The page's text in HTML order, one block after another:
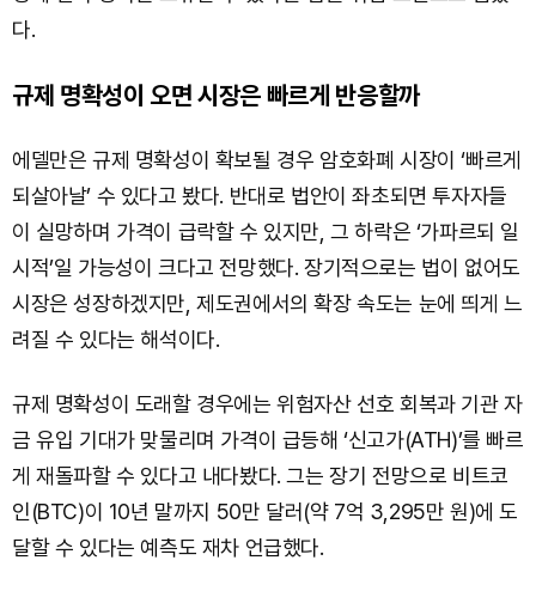
다.
규제 명확성이 오면 시장은 빠르게 반응할까
에델만은 규제 명확성이 확보될 경우 암호화폐 시장이 ‘빠르게
되살아날’ 수 있다고 봤다. 반대로 법안이 좌초되면 투자자들
이 실망하며 가격이 급락할 수 있지만, 그 하락은 ‘가파르되 일
시적’일 가능성이 크다고 전망했다. 장기적으로는 법이 없어도
시장은 성장하겠지만, 제도권에서의 확장 속도는 눈에 띄게 느
려질 수 있다는 해석이다.
규제 명확성이 도래할 경우에는 위험자산 선호 회복과 기관 자
금 유입 기대가 맞물리며 가격이 급등해 ‘신고가(ATH)’를 빠르
게 재돌파할 수 있다고 내다봤다. 그는 장기 전망으로 비트코
인(BTC)이 10년 말까지 50만 달러(약 7억 3,295만 원)에 도
달할 수 있다는 예측도 재차 언급했다.